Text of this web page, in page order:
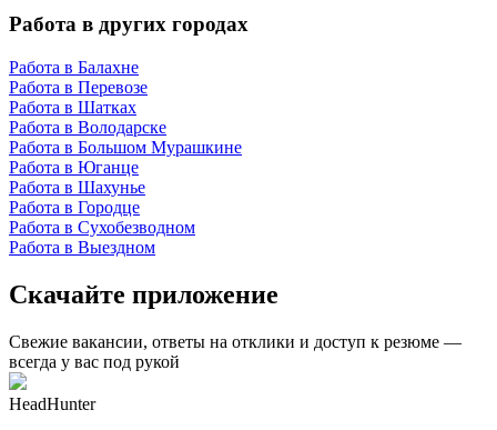
Работа в других городах
Работа в Балахне
Работа в Перевозе
Работа в Шатках
Работа в Володарске
Работа в Большом Мурашкине
Работа в Юганце
Работа в Шахунье
Работа в Городце
Работа в Сухобезводном
Работа в Выездном
Скачайте приложение
Свежие вакансии, ответы на отклики и доступ к резюме —
всегда у вас под рукой
HeadHunter